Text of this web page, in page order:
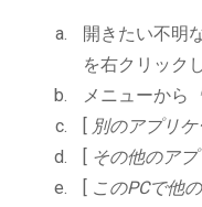
開きたい不明
を右クリック
メニューから
[ 別のアプリ
[ その他のア
[ このPCで他